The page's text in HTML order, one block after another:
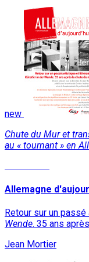
new
Chute du Mur et
au « tournant » en
Allemagne
Retour sur un
Wende. 35 ans
Jean Mortier